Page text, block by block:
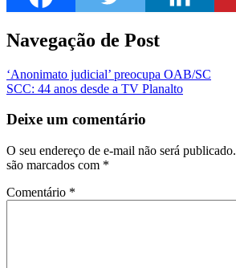
Navegação de Post
‘Anonimato judicial’ preocupa OAB/SC
SCC: 44 anos desde a TV Planalto
Deixe um comentário
O seu endereço de e-mail não será publicado.
são marcados com *
Comentário *